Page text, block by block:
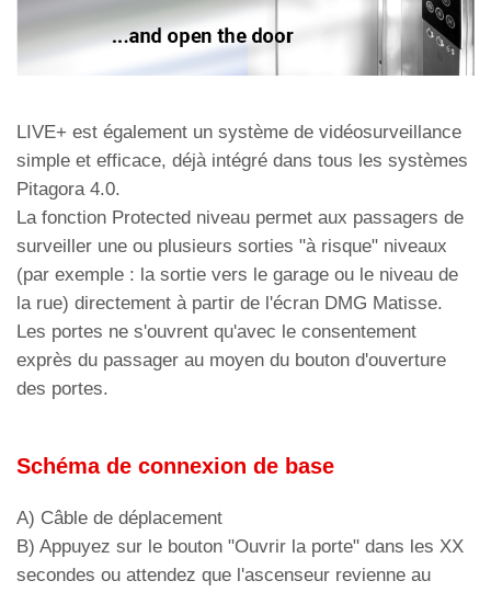
LIVE+ est également un système de vidéosurveillance
simple et efficace, déjà intégré dans tous les systèmes
Pitagora 4.0.
La fonction Protected niveau permet aux passagers de
surveiller une ou plusieurs sorties "à risque" niveaux
(par exemple : la sortie vers le garage ou le niveau de
la rue) directement à partir de l'écran DMG Matisse.
Les portes ne s'ouvrent qu'avec le consentement
exprès du passager au moyen du bouton d'ouverture
des portes.
Schéma de connexion de base
A) Câble de déplacement
B) Appuyez sur le bouton "Ouvrir la porte" dans les XX
secondes ou attendez que l'ascenseur revienne au